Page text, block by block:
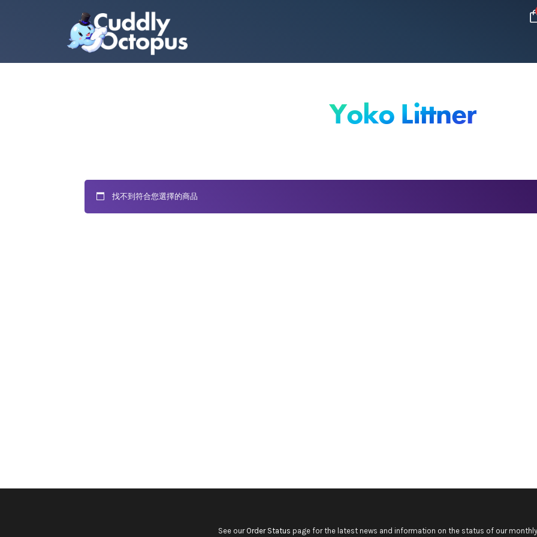
Yoko Littner
找不到符合您選擇的商品
See our Order Status page for the latest news and information on the status of our